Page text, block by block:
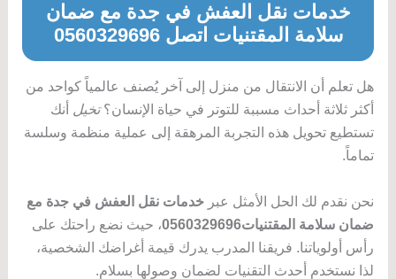
خدمات نقل العفش في جدة مع ضمان
سلامة المقتنيات اتصل 0560329696
هل تعلم أن الانتقال من منزل إلى آخر يُصنف عالمياً كواحد من
أكثر ثلاثة أحداث مسببة للتوتر في حياة الإنسان؟تخيل أنك
تستطيع تحويل هذه التجربة المرهقة إلى عملية منظمة وسلسة
تماماً.
نحن نقدم لك الحل الأمثل عبر خدمات نقل العفش في جدة مع
ضمان سلامة المقتنيات0560329696
، حيث نضع راحتك على
رأس أولوياتنا. فريقنا المدرب يدرك قيمة أغراضك الشخصية،
لذا نستخدم أحدث التقنيات لضمان وصولها بسلام.